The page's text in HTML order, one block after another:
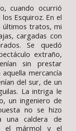
cuando ocurrió
Esquiroz. En el
últimos tratos, mi
cargadas con
Se quedó
extraño,
sin prestar
mercancía
del sur, de un
La intriga le
un ingeniero de
no se hizo
una caldera de
el mármol y el